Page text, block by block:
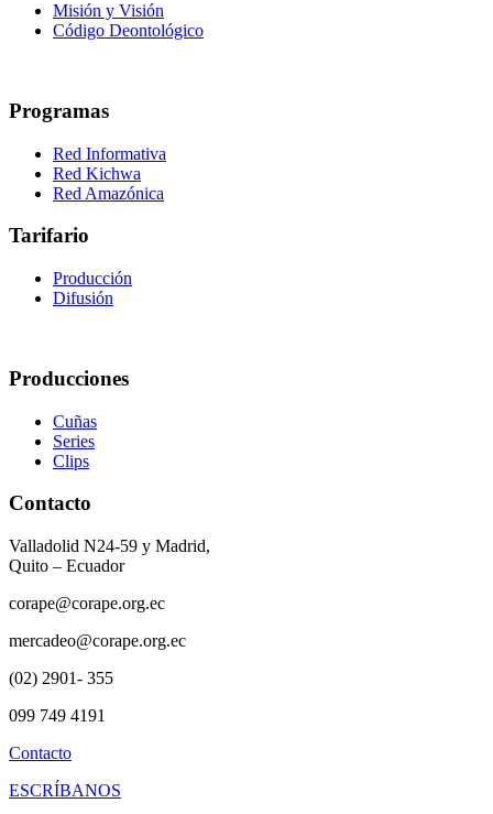
Misión y Visión
Código Deontológico
Programas
Red Informativa
Red Kichwa
Red Amazónica
Tarifario
Producción
Difusión
Producciones
Cuñas
Series
Clips
Contacto
Valladolid N24-59 y Madrid,
Quito – Ecuador
corape@corape.org.ec
mercadeo@corape.org.ec
(02) 2901- 355
099 749 4191
Contacto
ESCRÍBANOS